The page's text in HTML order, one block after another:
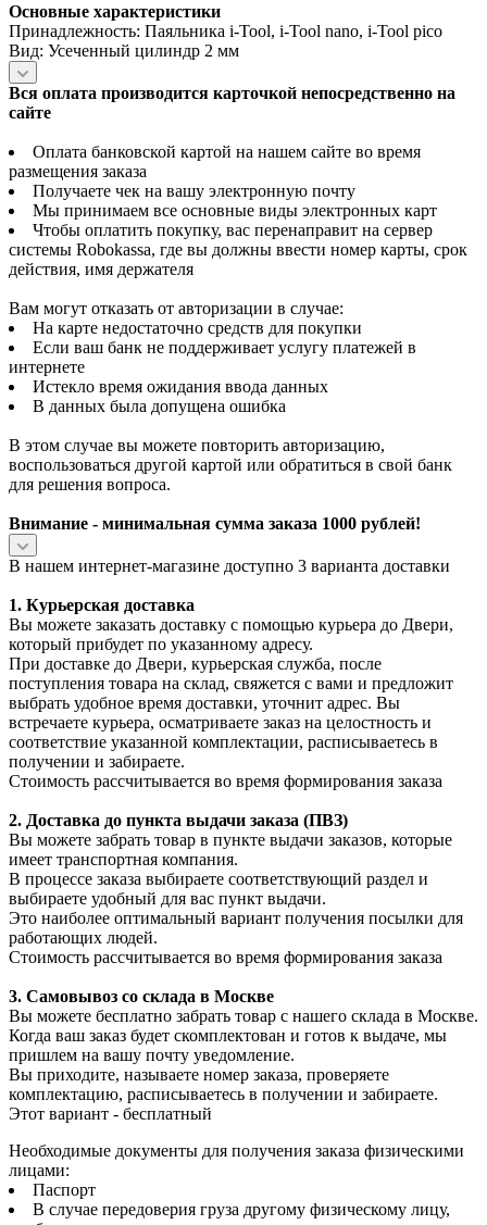
Основные характеристики
Принадлежность: Паяльника i-Tool, i-Tool nano, i-Tool pico
Вид: Усеченный цилиндр 2 мм
Вся оплата производится карточкой непосредственно на
сайте
Оплата банковской картой на нашем сайте во время
размещения заказа
Получаете чек на вашу электронную почту
Мы принимаем все основные виды электронных карт
Чтобы оплатить покупку, вас перенаправит на сервер
системы Robokassa, где вы должны ввести номер карты, срок
действия, имя держателя
Вам могут отказать от авторизации в случае:
На карте недостаточно средств для покупки
Если ваш банк не поддерживает услугу платежей в
интернете
Истекло время ожидания ввода данных
В данных была допущена ошибка
В этом случае вы можете повторить авторизацию,
воспользоваться другой картой или обратиться в свой банк
для решения вопроса.
Внимание - минимальная сумма заказа 1000 рублей!
В нашем интернет-магазине доступно 3 варианта доставки
1. Курьерская доставка
Вы можете заказать доставку с помощью курьера до Двери,
который прибудет по указанному адресу.
При доставке до Двери, курьерская служба, после
поступления товара на склад, свяжется с вами и предложит
выбрать удобное время доставки, уточнит адрес. Вы
встречаете курьера, осматриваете заказ на целостность и
соответствие указанной комплектации, расписываетесь в
получении и забираете.
Стоимость рассчитывается во время формирования заказа
2. Доставка до пункта выдачи заказа (ПВЗ)
Вы можете забрать товар в пункте выдачи заказов, которые
имеет транспортная компания.
В процессе заказа выбираете соответствующий раздел и
выбираете удобный для вас пункт выдачи.
Это наиболее оптимальный вариант получения посылки для
работающих людей.
Стоимость рассчитывается во время формирования заказа
3. Самовывоз со склада в Москве
Вы можете бесплатно забрать товар с нашего склада в Москве.
Когда ваш заказ будет скомплектован и готов к выдаче, мы
пришлем на вашу почту уведомление.
Вы приходите, называете номер заказа, проверяете
комплектацию, расписываетесь в получении и забираете.
Этот вариант - бесплатный
Необходимые документы для получения заказа физическими
лицами:
Паспорт
В случае передоверия груза другому физическому лицу,